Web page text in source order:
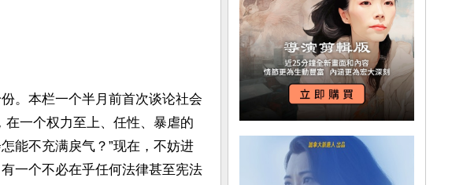
。本栏一个半月前首次谈论社会
一个权力至上、任性、暴虐的
能不充满戾气？”现在，不妨进
一个不必在乎任何法律甚至宪法